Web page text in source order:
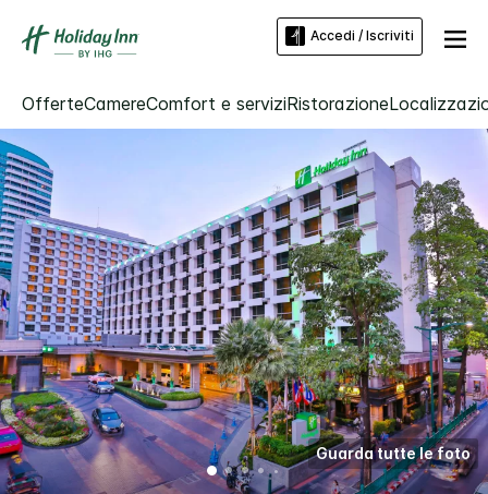
Accedi / Iscriviti
OfferteCamereComfort e serviziRistorazione
Guarda tutte le foto